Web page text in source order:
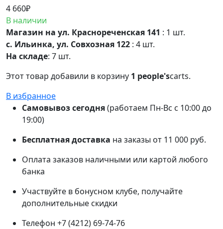
4 660₽
В наличии
Магазин на ул. Краснореченская 141 : 1 шт.
с. Ильинка, ул. Совхозная 122 : 4 шт.
На складе: 7 шт.
Этот товар добавили в корзину 1 people'scarts.
В избранное
Самовывоз сегодня(работаем Пн-Вс с 10:00 до
19:00)
Бесплатная доставка на заказы от 11 000 руб.
Оплата заказов наличными или картой любого
банка
Участвуйте в бонусном клубе, получайте
дополнительные скидки
Телефон +7 (4212) 69-74-76